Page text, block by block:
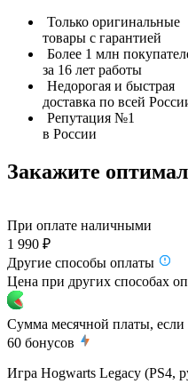
Только оригинальные
товары с гарантией
Более 1 млн
за 16 лет работы
Недорогая и быстрая
доставка по всей
Репутация №1
в России
Закажите
При оплате наличными
1 990 ₽
Другие способы оплаты
Цена при других способах
Сумма месячной платы, если
60 бонусов
Игра Hogwarts Legacy (PS4,